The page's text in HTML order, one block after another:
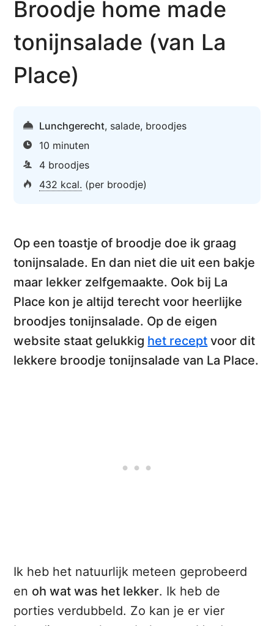
Broodje home made
tonijnsalade (van La
Place)
Lunchgerecht, salade, broodjes
10 minuten
4 broodjes
432 kcal. (per broodje)
Op een toastje of broodje doe ik graag
tonijnsalade. En dan niet die uit een bakje
maar lekker zelfgemaakte. Ook bij La
Place kon je altijd terecht voor heerlijke
broodjes tonijnsalade. Op de eigen
website staat gelukkig het recept voor dit
lekkere broodje tonijnsalade van La Place.
Ik heb het natuurlijk meteen geprobeerd
en oh wat was het lekker. Ik heb de
porties verdubbeld. Zo kan je er vier